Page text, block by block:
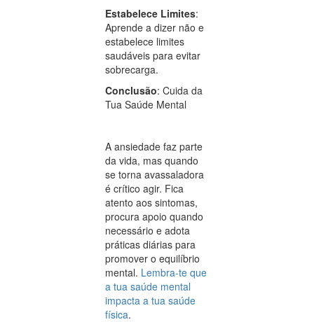
Estabelece Limites:
Aprende a dizer não e
estabelece limites
saudáveis para evitar
sobrecarga.
Conclusão: Cuida da
Tua Saúde Mental
A ansiedade faz parte
da vida, mas quando
se torna avassaladora
é crítico agir. Fica
atento aos sintomas,
procura apoio quando
necessário e adota
práticas diárias para
promover o equilíbrio
mental. Lembra-te que
a tua saúde mental
impacta a tua saúde
física.